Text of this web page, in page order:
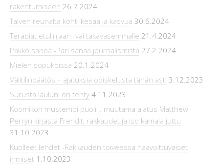
rakentumiseen 26.7.2024
Talven reunalta kohti kesää ja kasvua 30.6.2024
Terapiat etulinjaan -vai takavasemmalle 21.4.2024
Pakko sanoa -Pari sanaa journalismista 27.2.2024
Mielen sopukoissa 20.1.2024
Välitilinpäätös – ajatuksia opiskelusta tähän asti 3.12.2023
Surusta lauluni on tehty 4.11.2023
Koomikon mustempi puoli l. muutama ajatus Matthew
Perryn kirjasta Frendit, rakkaudet ja iso kamala juttu
31.10.2023
Kuolleet lehdet -Rakkauden toiveessa haavoittuvaiset
ihmiset 1.10.2023